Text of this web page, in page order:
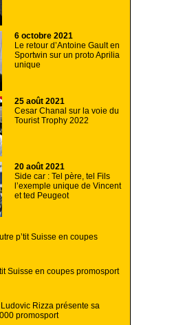
6 octobre 2021
Le retour d’Antoine Gault en
Sportwin sur un proto Aprilia
unique
25 août 2021
Cesar Chanal sur la voie du
Tourist Trophy 2022
20 août 2021
Side car : Tel père, tel Fils
l’exemple unique de Vincent
et ted Peugeot
p’tit Suisse en coupes
Suisse en coupes promosport
Rizza présente sa
promosport